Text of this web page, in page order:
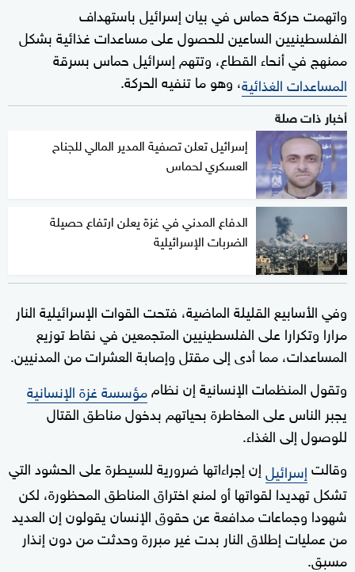
واتهمت حركة حماس في بيان إسرائيل باستهداف
الفلسطينيين الساعين للحصول على مساعدات غذائية بشكل
ممنهج في أنحاء القطاع، وتتهم إسرائيل حماس بسرقة
المساعدات الغذائية، وهو ما تنفيه الحركة.
أخبار ذات صلة
إسرائيل تعلن تصفية المدير المالي للجناح
العسكري لحماس
الدفاع المدني في غزة يعلن ارتفاع حصيلة
الضربات الإسرائيلية
وفي الأسابيع القليلة الماضية، فتحت القوات الإسرائيلية النار
مرارا وتكرارا على الفلسطينيين المتجمعين في نقاط توزيع
المساعدات، مما أدى إلى مقتل وإصابة العشرات من المدنيين.
وتقول المنظمات الإنسانية إن نظاممؤسسة غزة الإنسانية
يجبر الناس على المخاطرة بحياتهم بدخول مناطق القتال
للوصول إلى الغذاء.
وقالتإسرائيلإن إجراءاتها ضرورية للسيطرة على الحشود التي
تشكل تهديدا لقواتها أو لمنع اختراق المناطق المحظورة، لكن
شهودا وجماعات مدافعة عن حقوق الإنسان يقولون إن العديد
من عمليات إطلاق النار بدت غير مبررة وحدثت من دون إنذار
مسبق.